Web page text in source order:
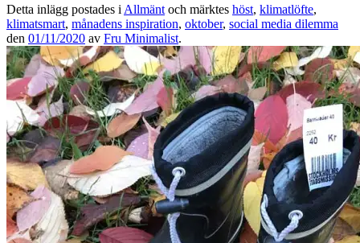
Detta inlägg postades i Allmänt och märktes höst, klimatlöfte,
klimatsmart, månadens inspiration, oktober, social media dilemma
den 01/11/2020 av Fru Minimalist.